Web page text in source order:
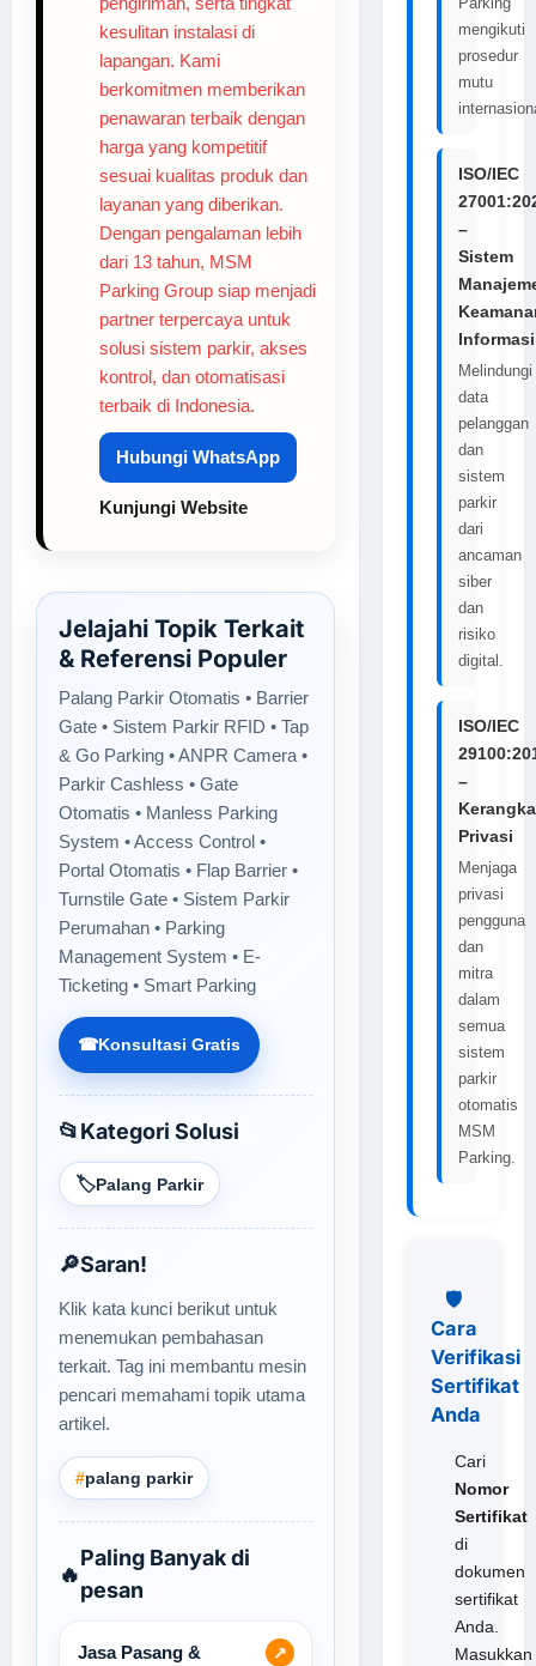
kesulitan instalasi di
lapangan. Kami
berkomitmen memberikan
penawaran terbaik dengan
harga yang kompetitif
sesuai kualitas produk dan
layanan yang diberikan.
Dengan pengalaman lebih
dari 13 tahun, MSM
Parking Group siap menjadi
partner terpercaya untuk
solusi sistem parkir, akses
kontrol, dan otomatisasi
terbaik di Indonesia.
Hubungi WhatsApp
Kunjungi Website
Jelajahi Topik Terkait
& Referensi Populer
Palang Parkir Otomatis • Barrier
Gate • Sistem Parkir RFID • Tap
& Go Parking • ANPR Camera •
Parkir Cashless • Gate
Otomatis • Manless Parking
System • Access Control •
Portal Otomatis • Flap Barrier •
Turnstile Gate • Sistem Parkir
Perumahan • Parking
Management System • E-
Ticketing • Smart Parking
☎Konsultasi Gratis
📂Kategori Solusi
🏷️Palang Parkir
🔎Saran!
Klik kata kunci berikut untuk
menemukan pembahasan
terkait. Tag ini membantu mesin
pencari memahami topik utama
artikel.
#palang parkir
🔥
Paling Banyak di
pesan
↗
Jasa Pasang &
mengikuti
prosedur
mutu
ISO/IEC
–
Sistem
Informasi
Melindungi
data
pelanggan
dan
sistem
parkir
dari
ancaman
siber
dan
risiko
digital.
ISO/IEC
–
Kerangka
Privasi
Menjaga
privasi
pengguna
dan
mitra
dalam
semua
sistem
parkir
otomatis
MSM
Parking.
🛡️
Cara
Verifikasi
Sertifikat
Anda
Cari
Nomor
Sertifikat
di
dokumen
sertifikat
Anda.
Masukkan